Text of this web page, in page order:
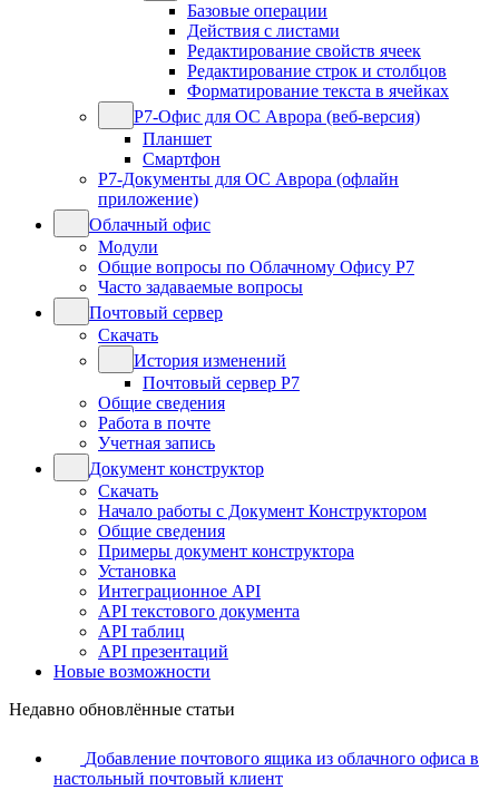
Базовые операции
Действия с листами
Редактирование свойств ячеек
Редактирование строк и столбцов
Форматирование текста в ячейках
Р7-Офис для ОС Аврора (веб-версия)
Планшет
Смартфон
Р7-Документы для ОС Аврора (офлайн
приложение)
Облачный офис
Модули
Общие вопросы по Облачному Офису Р7
Часто задаваемые вопросы
Почтовый сервер
Скачать
История изменений
Почтовый сервер Р7
Общие сведения
Работа в почте
Учетная запись
Документ конструктор
Скачать
Начало работы с Документ Конструктором
Общие сведения
Примеры документ конструктора
Установка
Интеграционное API
API текстового документа
API таблиц
API презентаций
Новые возможности
Недавно обновлённые статьи
Добавление почтового ящика из облачного офиса в
настольный почтовый клиент